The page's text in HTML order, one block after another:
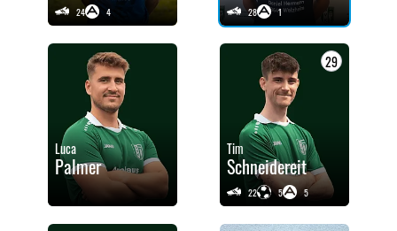
24 4 28 1
Luca
Palmer
29
Tim
Schneidereit
22 5 5